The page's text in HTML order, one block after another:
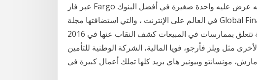
عبر فاز Fargo الصادق والعمل الدؤوب على ثقة ويلز لدرجة أنه عرض عليه واحدة صغيرة في أفضل البنوك
في العالم على الإنترنت ، والتي استضافتها مجلة Global Finance 13 نيسان (إبريل) 2018 ويعاني ويلز فارجو
من تكاليف وعقوبات كبيرة مرتبطة بفضيحة تتعلق بممارسات في المبيعات كشف النقاب عنها في 2016
مثل ويلز فأرجو، فويا المالية، الشركة الوطنية للتأمين